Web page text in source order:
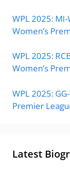
WPL 2025: MI-
Women’s
WPL 2025:
Women’s
WPL 2025:
Premier
Latest